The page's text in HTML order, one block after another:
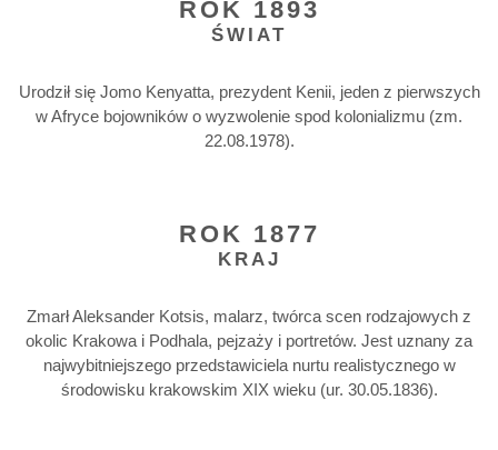
ROK 1893
ŚWIAT
Urodził się Jomo Kenyatta, prezydent Kenii, jeden z pierwszych
w Afryce bojowników o wyzwolenie spod kolonializmu (zm.
22.08.1978).
ROK 1877
KRAJ
Zmarł Aleksander Kotsis, malarz, twórca scen rodzajowych z
okolic Krakowa i Podhala, pejzaży i portretów. Jest uznany za
najwybitniejszego przedstawiciela nurtu realistycznego w
środowisku krakowskim XIX wieku (ur. 30.05.1836).